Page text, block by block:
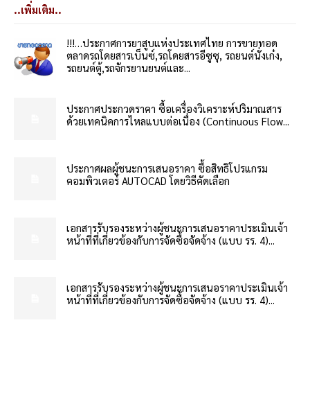
..เพิ่มเติม..
!!!…ประกาศการยาสูบแห่งประเทศไทย การขายทอด
ตลาดรถโดยสารเบ็นซ์,รถโดยสารอีซูซุ, รถยนต์นั่งเก๋ง,
รถยนต์ตู้,รถจักรยานยนต์และ...
ประกาศประกวดราคา ซื้อเครื่องวิเคราะห์ปริมาณสาร
ด้วยเทคนิคการไหลแบบต่อเนื่อง (Continuous Flow...
ประกาศผลผู้ชนะการเสนอราคา ซื้อสิทธิโปรแกรม
คอมพิวเตอร์ AUTOCAD โดยวิธีคัดเลือก
เอกสารรับรองระหว่างผู้ชนะการเสนอราคาประเมินเจ้า
หน้าที่ที่เกี่ยวข้องกับการจัดซื้อจัดจ้าง (แบบ รร. 4)...
เอกสารรับรองระหว่างผู้ชนะการเสนอราคาประเมินเจ้า
หน้าที่ที่เกี่ยวข้องกับการจัดซื้อจัดจ้าง (แบบ รร. 4)...